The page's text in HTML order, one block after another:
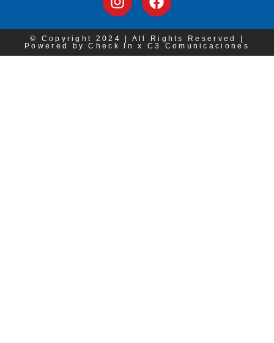
© Copyright 2024 | All Rights Reserved |
Powered by Check In x C3 Comunicaciones